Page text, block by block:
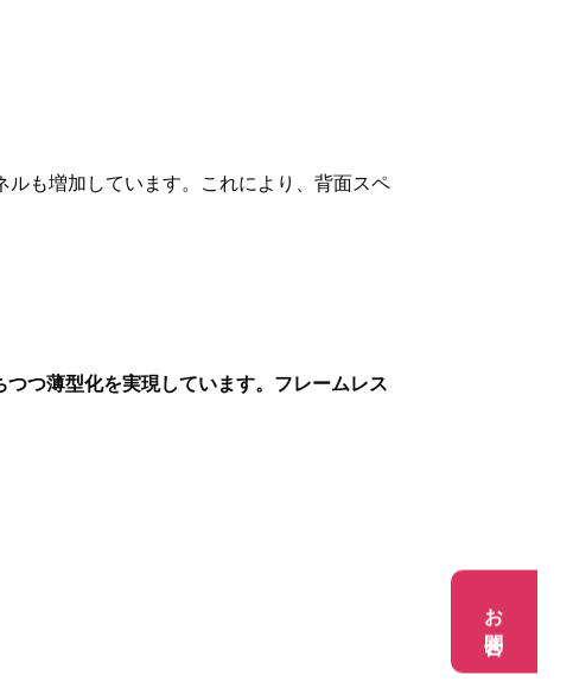
も増加しています。これにより、背面スペ
つ薄型化を実現しています。フレームレス
お問合せ